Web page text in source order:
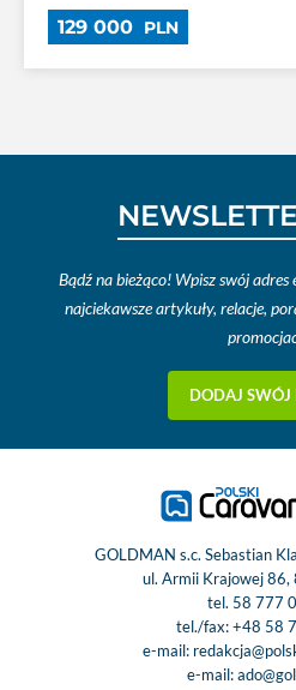
129 000 PLN
Bądź na bieżąco! Wpisz swój
najciekawsze artykuły, relacje,
DODAJ SWÓJ
GOLDMAN s.c. Sebastian
ul. Armii Krajowej
tel. 58 777
tel./fax:+48 58
e-mail:
e-mail: